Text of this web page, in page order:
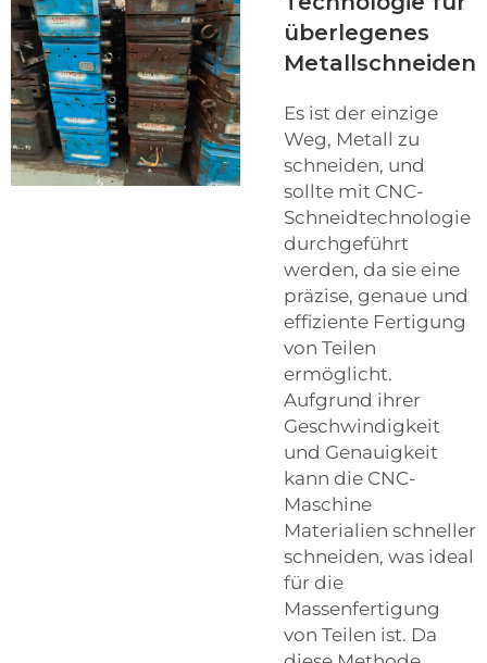
überlegenes
Metallschneiden
Es ist der einzige
Weg, Metall zu
schneiden, und
sollte mit CNC-
Schneidtechnologie
durchgeführt
werden, da sie eine
präzise, genaue und
effiziente Fertigung
von Teilen
ermöglicht.
Aufgrund ihrer
Geschwindigkeit
und Genauigkeit
kann die CNC-
Maschine
Materialien schneller
schneiden, was ideal
für die
Massenfertigung
von Teilen ist. Da